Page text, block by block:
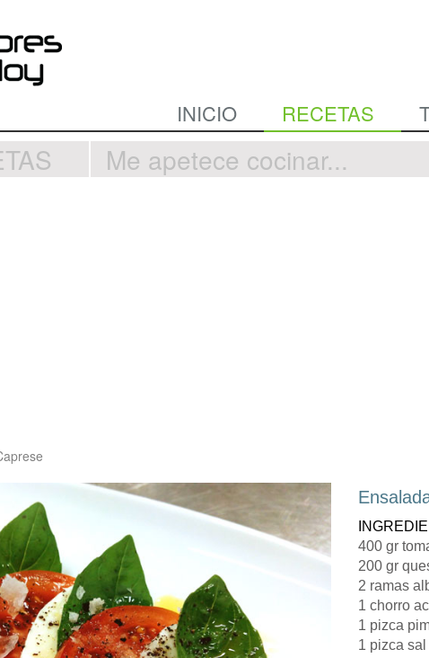
INICIO RECETAS
400 gr
200 gr
2 ramas
1 chorro
1 pizca
1 pizca